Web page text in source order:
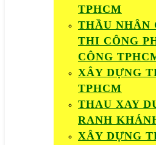
TPHCM
THẦU NHÂN
THI CÔNG
CÔNG
XÂY DỰNG
TPHCM
THAU XAY
RANH
XÂY DỰNG